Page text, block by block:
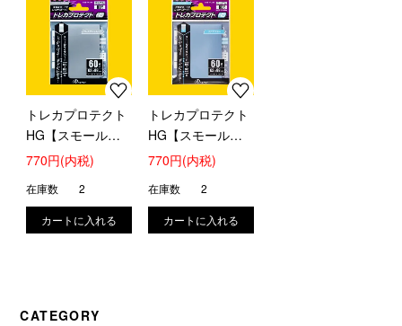
トレカプロテクト
HG【スモール】
(プレミアムシルバ
770円(内税)
在庫数 2
トレカプロテクト
HG【スモール】
(アクアブルー)
770円(内税)
在庫数 2
CATEGORY